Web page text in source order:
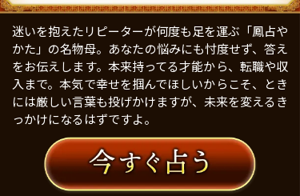
迷いを抱えたリピーターが何度も足を運ぶ「鳳占や
かた」の名物母。あなたの悩みにも忖度せず、答え
をお伝えします。本来持ってる才能から、転職や収
入まで。本気で幸せを掴んでほしいからこそ、とき
には厳しい言葉も投げかけますが、未来を変えるき
っかけになるはずですよ。